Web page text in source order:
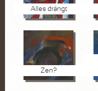
Alles drängt
Zen?